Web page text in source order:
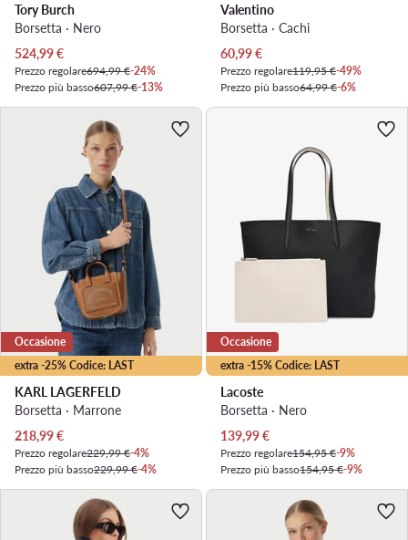
Tory Burch
Borsetta · Nero
Prezzo attuale
524,99€
Prezzo regolare694,99 €-24%
Prezzo più basso607,99 €-13%
Valentino
Borsetta · Cachi
Prezzo attuale
60,99€
Prezzo regolare119,95 €-49%
Prezzo più basso64,99 €-6%
extra -25% Codice: LAST
Occasione
KARL LAGERFELD
Borsetta · Marrone
Prezzo attuale
218,99€
Prezzo regolare229,99 €-4%
Prezzo più basso229,99 €-4%
extra -15% Codice: LAST
Occasione
Lacoste
Borsetta · Nero
Prezzo attuale
139,99€
Prezzo regolare154,95 €-9%
Prezzo più basso154,95 €-9%